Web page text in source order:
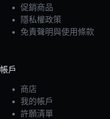
促銷商品
隱私權政策
免責聲明與使用條款
帳戶
商店
我的帳戶
許願清單